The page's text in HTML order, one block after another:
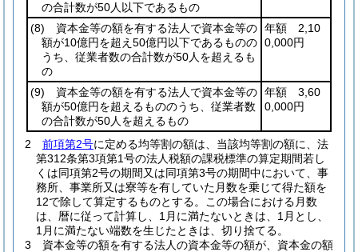
の合計数が50人以下であるもの
(8) 資本金等の額を有する法人で資本金等の
額が10億円を超え50億円以下であるものの
うち、従業者数の合計数が50人を超えるも
の
年額 2,10
0,000円
(9) 資本金等の額を有する法人で資本金等の
額が50億円を超えるもののうち、従業者数
の合計数が50人を超えるもの
年額 3,60
0,000円
2 前項第2号に定める均等割の額は、当該均等割の額に、法
第312条第3項第1号の法人税額の課税標準の算定期間若し
くは同項第2号の期間又は同項第3号の期間中において、事
務所、事業所又は寮等を有していた月数を乗じて得た額を
12で除して算定するものとする。
この場合における月数
は、暦に従って計算し、1月に満たないときは、1月とし、
1月に満たない端数を生じたときは、切り捨てる。
3
資本金等の額を有する法人の資本金等の額が、資本金の額